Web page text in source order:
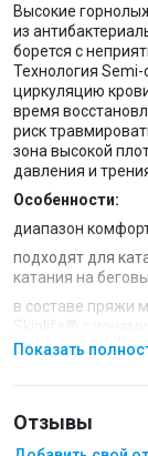
Высокие
из
борется с
Технология
циркуляцию
время
риск
зона высокой
давления и
Особенности:
диапазон
подходят для
катания на
в составе пряжи
шерсть овец-
гипоалергенные,
свойства
Показать
Отзывы